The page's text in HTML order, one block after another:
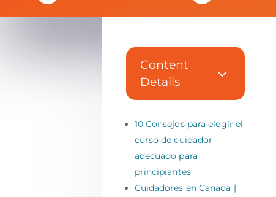
Content
Details
3
10 Consejos para elegir el
curso de cuidador
adecuado para
principiantes
Cuidadores en Canadá |